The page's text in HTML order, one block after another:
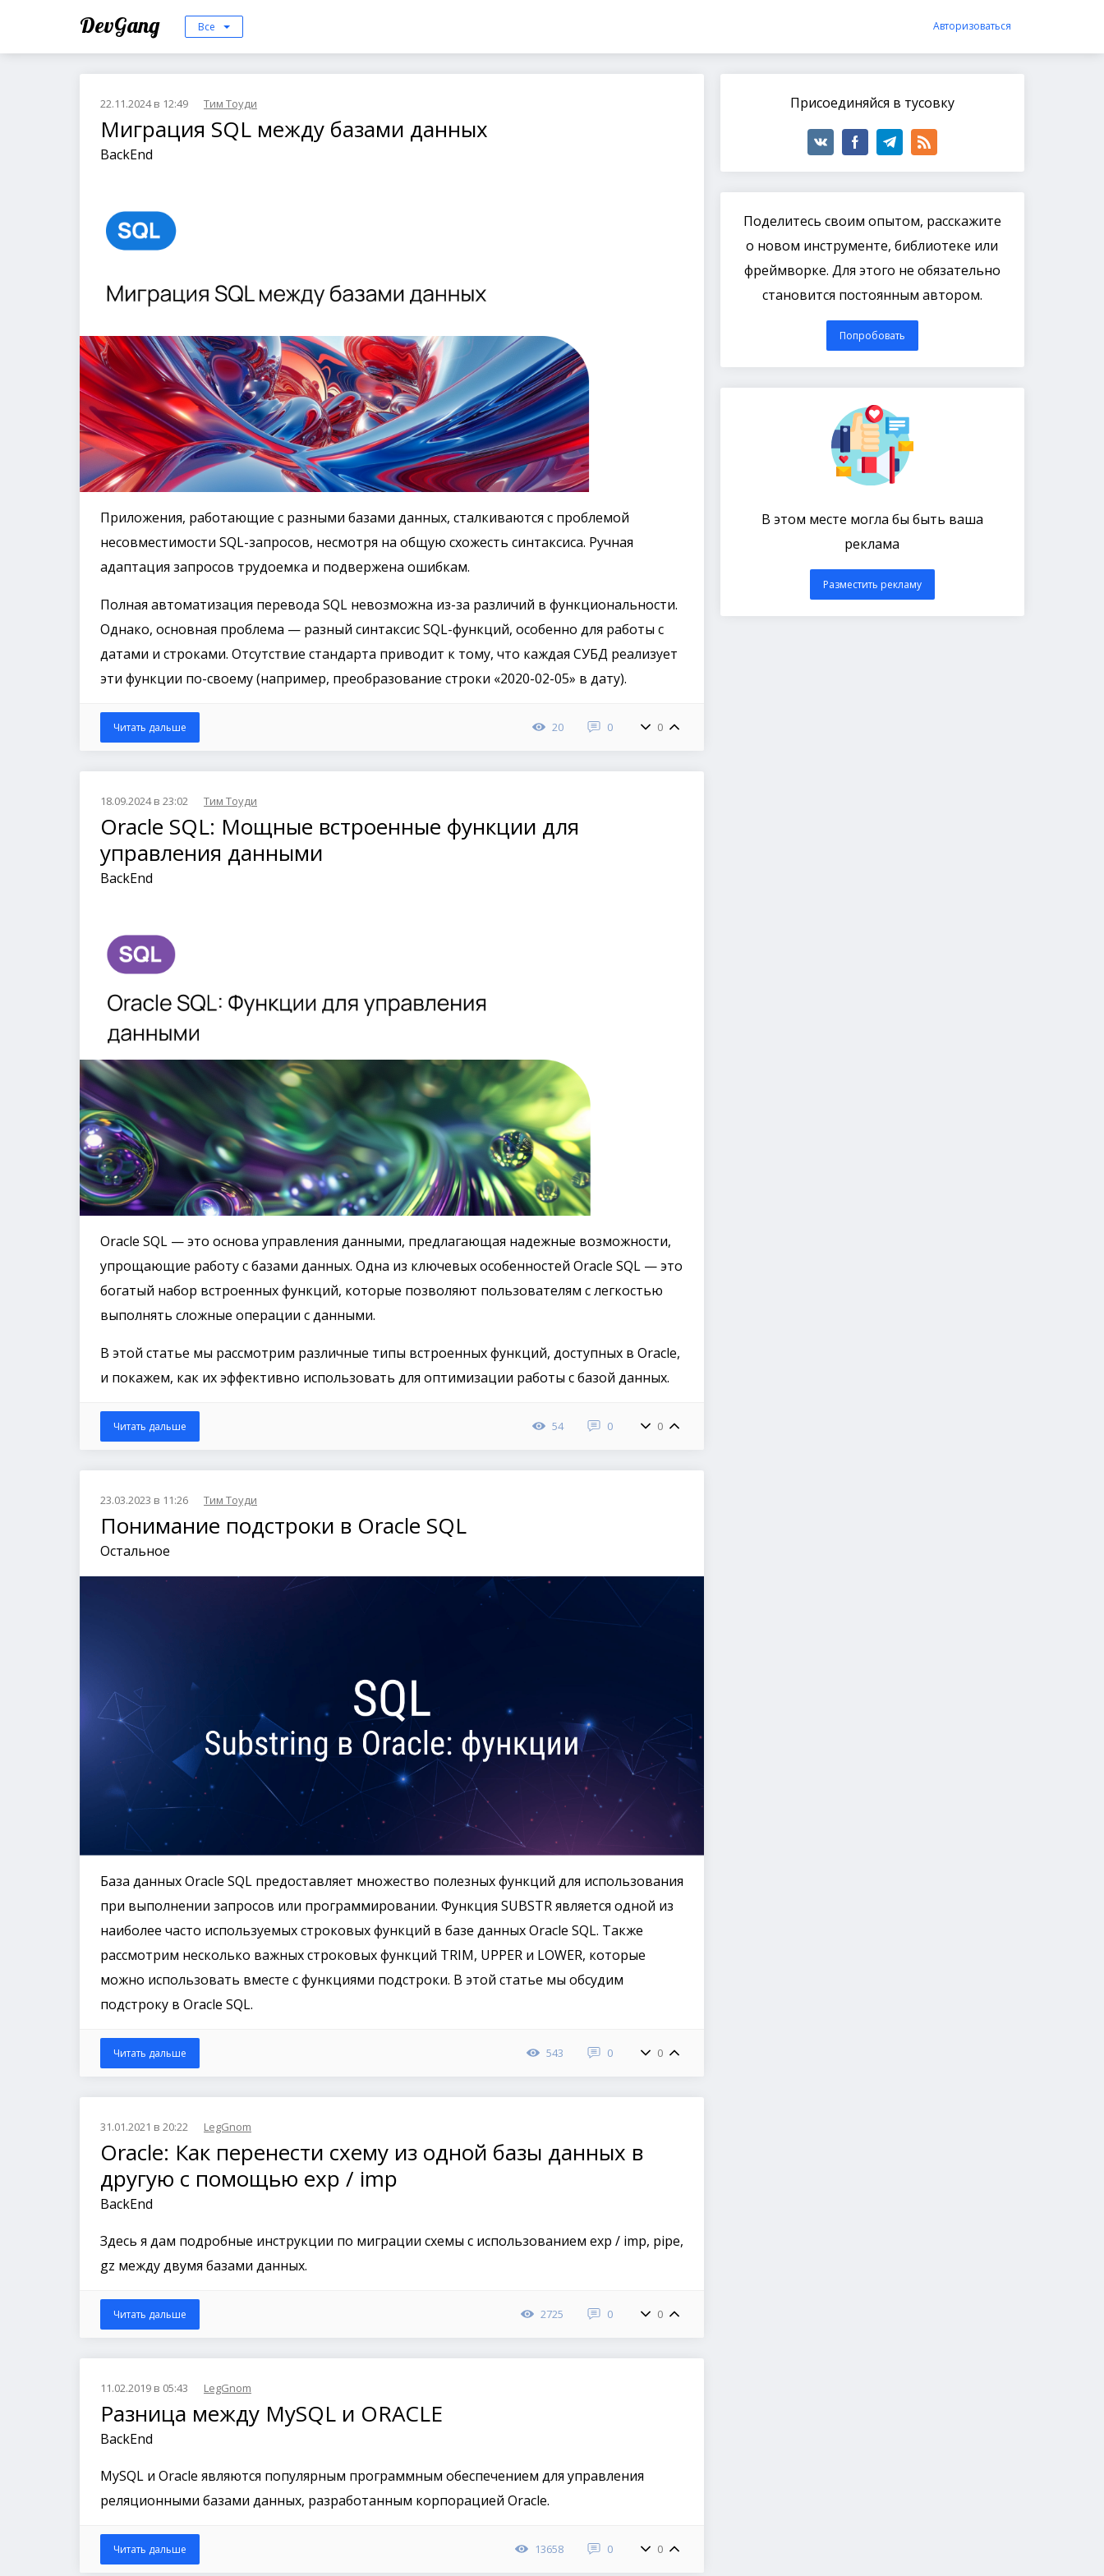
DevGang Все Авторизоваться
22.11.2024 в 12:49 Тим Тоуди
Миграция SQL между базами данных
BackEnd
Приложения, работающие с разными базами данных, сталкиваются с проблемой
несовместимости SQL-запросов, несмотря на общую схожесть синтаксиса. Ручная
адаптация запросов трудоемка и подвержена ошибкам.
Полная автоматизация перевода SQL невозможна из-за различий в функциональности.
Однако, основная проблема — разный синтаксис SQL-функций, особенно для работы с
датами и строками. Отсутствие стандарта приводит к тому, что каждая СУБД реализует
эти функции по-своему (например, преобразование строки «2020-02-05» в дату).
20 0 0
Читать дальше
18.09.2024 в 23:02 Тим Тоуди
Oracle SQL: Мощные встроенные функции для
управления данными
BackEnd
Oracle SQL — это основа управления данными, предлагающая надежные возможности,
упрощающие работу с базами данных. Одна из ключевых особенностей Oracle SQL — это
богатый набор встроенных функций, которые позволяют пользователям с легкостью
выполнять сложные операции с данными.
В этой статье мы рассмотрим различные типы встроенных функций, доступных в Oracle,
и покажем, как их эффективно использовать для оптимизации работы с базой данных.
54 0 0
Читать дальше
23.03.2023 в 11:26 Тим Тоуди
Понимание подстроки в Oracle SQL
Остальное
База данных Oracle SQL предоставляет множество полезных функций для использования
при выполнении запросов или программировании. Функция SUBSTR является одной из
наиболее часто используемых строковых функций в базе данных Oracle SQL. Также
рассмотрим несколько важных строковых функций TRIM, UPPER и LOWER, которые
можно использовать вместе с функциями подстроки. В этой статье мы обсудим
подстроку в Oracle SQL.
543 0 0
Читать дальше
31.01.2021 в 20:22 LegGnom
Oracle: Как перенести схему из одной базы данных в
другую с помощью exp / imp
BackEnd
Здесь я дам подробные инструкции по миграции схемы с использованием exp / imp, pipe,
gz между двумя базами данных.
2725 0 0
Читать дальше
11.02.2019 в 05:43 LegGnom
Разница между MySQL и ORACLE
BackEnd
MySQL и Oracle являются популярным программным обеспечением для управления
реляционными базами данных, разработанным корпорацией Oracle.
13658 0 0
Читать дальше
Присоединяйся в тусовку
Поделитесь своим опытом, расскажите
о новом инструменте, библиотеке или
фреймворке. Для этого не обязательно
становится постоянным автором.
Попробовать
В этом месте могла бы быть ваша
реклама
Разместить рекламу